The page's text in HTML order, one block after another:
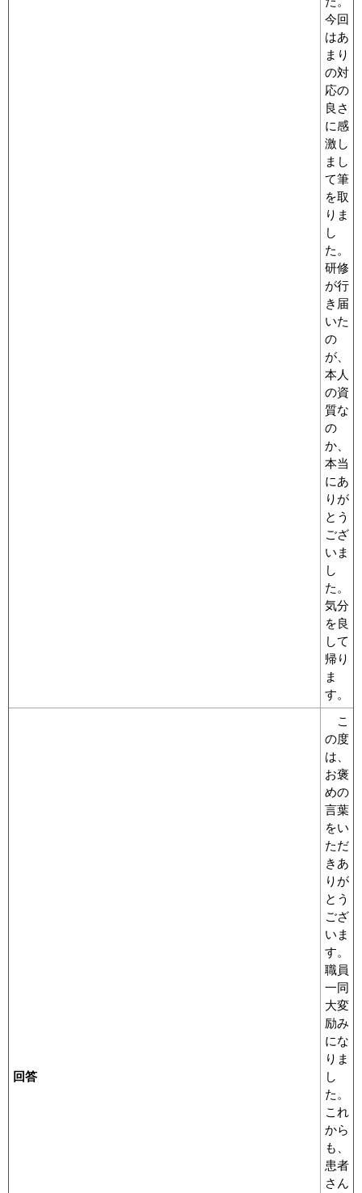
今回
はあ
まり
の対
応の
良さ
に感
激し
まし
て筆
を取
りま
し
た。
研修
が行
き届
いた
の
が、
本人
の資
質な
の
か、
本当
にあ
りが
とう
ござ
いま
し
た。
気分
を良
して
帰り
ま
す。
回答
こ
の度
は、
お褒
めの
言葉
をい
ただ
きあ
りが
とう
ござ
いま
す。
職員
一同
大変
励み
にな
りま
し
た。
これ
から
も、
患者
さん